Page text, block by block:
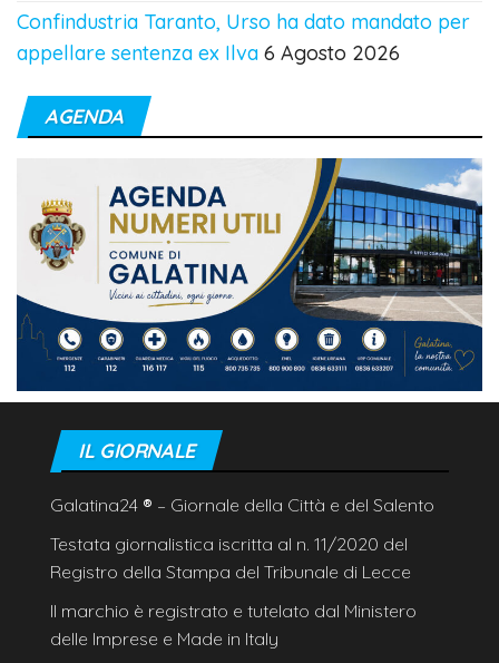
Confindustria Taranto, Urso ha dato mandato per
appellare sentenza ex Ilva 6 Agosto 2026
AGENDA
IL GIORNALE
Galatina24 ® – Giornale della Città e del Salento
Testata giornalistica iscritta al n. 11/2020 del
Registro della Stampa del Tribunale di Lecce
Il marchio è registrato e tutelato dal Ministero
delle Imprese e Made in Italy